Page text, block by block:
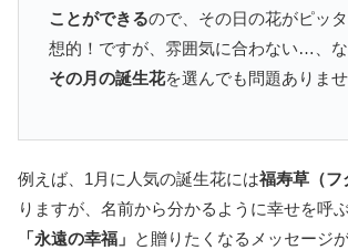
ことができるので、その日の花がピッ
想的！ですが、雰囲気に合わない…、な
その月の誕生花を選んでも問題ありませ
例えば、1月に人気の誕生花には福寿草（フ
りますが、名前から分かるように幸せを呼ぶ
「永遠の幸福」 と贈りたくなるメッセージ